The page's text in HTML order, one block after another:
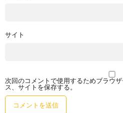
サイト
次回のコメントで使用するためブラウ
ス、サイトを保存する。